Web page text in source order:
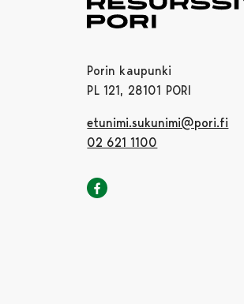
Porin kaupunki
PL 121, 28101 PORI
etunimi.sukunimi@pori.fi
02 621 1100